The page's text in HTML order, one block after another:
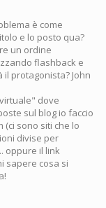
è come
e lo posto qua?
un ordine
flashback e
protagonista? John
dove
sul blog io faccio
sono siti che lo
divise per
oppure il link
sapere cosa si